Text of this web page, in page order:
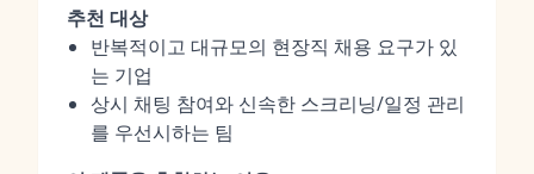
추천 대상
반복적이고 대규모의 현장직 채용 요구가 있
는 기업
상시 채팅 참여와 신속한 스크리닝/일정 관리
를 우선시하는 팀